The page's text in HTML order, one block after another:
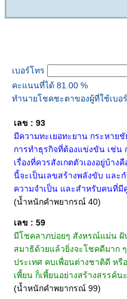
เบอร์โทร
คะแนนที่ได้ 81.00 %
ทำนายโชคชะตาของผู้ที่ใช้เบอร์
เลข : 93
มีความทะเยอทะยาน กระหาย
การทำธุรกิจที่ต้องแข่งขัน เช่น
เรื่องที่ควรสังเกตตัวเองอยู่บ้า
นี้จะเป็นเลขสร้างพลังขับ และก
ความจำเป็น และสำหรับคนที่มี
(น้ำหนักคำพยากรณ์ 40)
เลข : 59
มีโชคลาภบ่อยๆ สังหรณ์แม่น ฝั
สมาธิด้วยแล้วยิ่งจะโชคดีมาก
ประเทศ คบเพื่อนต่างชาติดี หรื
เพี้ยน ก็เพี้ยนอย่างสร้างสรรค์
(น้ำหนักคำพยากรณ์ 99)